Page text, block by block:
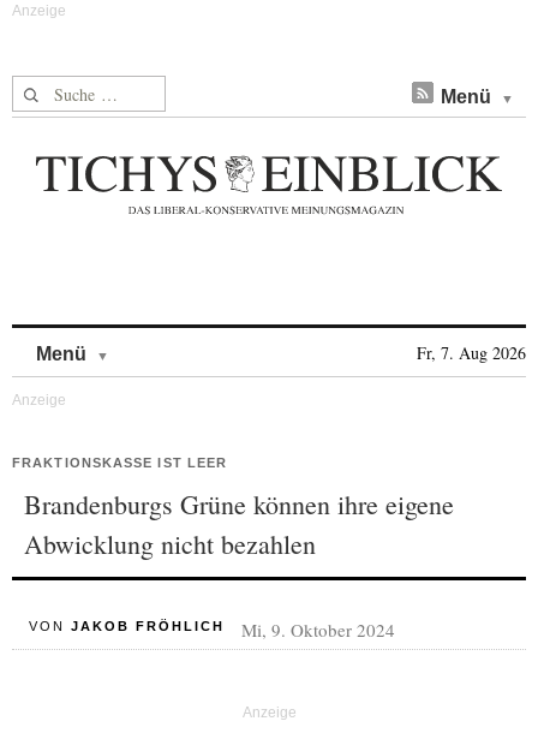
Suche nach: Menü
Menü Fr, 7. Aug 2026
FRAKTIONSKASSE IST LEER
Brandenburgs Grüne können ihre eigene
Abwicklung nicht bezahlen
VON JAKOB FRÖHLICH Mi, 9. Oktober 2024